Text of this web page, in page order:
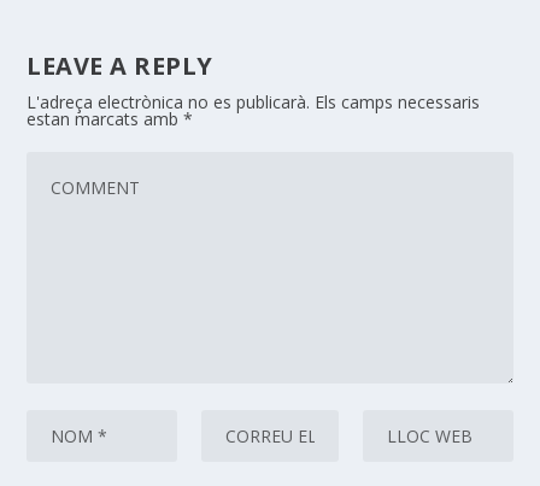
LEAVE A REPLY
L'adreça electrònica no es publicarà. Els camps necessaris
estan marcats amb*